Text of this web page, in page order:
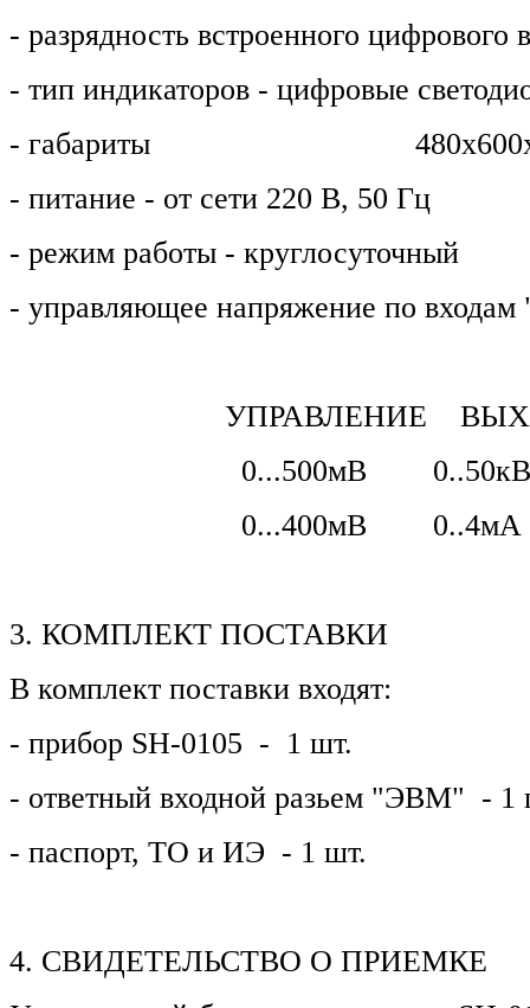
- разрядность встроенного
- тип индикаторов - цифровые
- габариты
- питание - от сети 220 В, 50 Гц
- режим работы - круглосуточный
- управляющее напряжение по
УПРАВЛЕНИЕ
0...500мВ 0..50кВ
0...400мВ 0..4мА
3. КОМПЛЕКТ ПОСТАВКИ
В комплект поставки входят:
- прибор SH-0105 - 1 шт.
- ответный входной разьем "ЭВМ" - 1
- паспорт, ТО и ИЭ - 1 шт.
4. СВИДЕТЕЛЬСТВО О ПРИЕМКЕ